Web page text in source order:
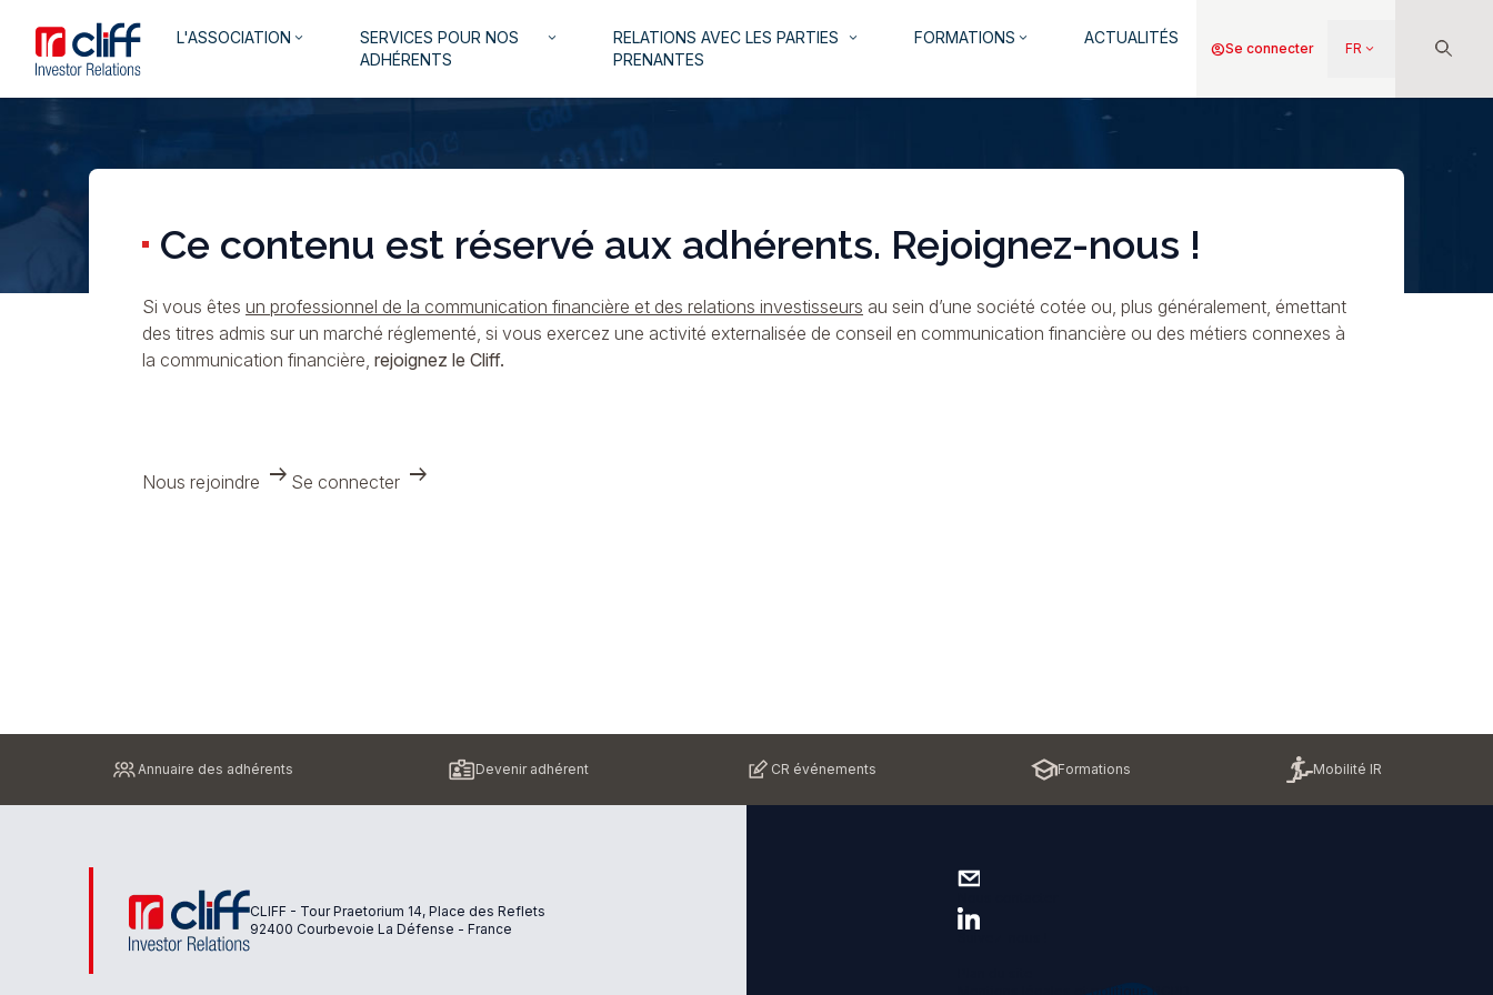
contenu
principal
Aller directement au contenu
Navigation
L'ASSOCIATION keyboard_arrow_down
SERVICES POUR NOS
ADHÉRENTS
keyboard_arrow_down
RELATIONS AVEC LES PARTIES
PRENANTES
keyboard_arrow_down FORMATIONS keyboard_arrow_down ACTUALITÉS
Menu
compte
account_circleSe connecter FR keyboard_arrow_down
Ce contenu est réservé aux adhérents. Rejoignez-nous !
Si vous êtes un professionnel de la communication financière et des relations investisseurs au sein d’une société cotée ou, plus généralement, émettant
des titres admis sur un marché réglementé, si vous exercez une activité externalisée de conseil en communication financière ou des métiers connexes à
la communication financière, rejoignez le Cliff.
Nous rejoindre arrow_right_alt Se connecter arrow_right_alt
page
Annuaire des adhérents Devenir adhérent CR événements Formations Mobilité IR
CLIFF - Tour Praetorium 14, Place des Reflets
92400 Courbevoie La Défense - France